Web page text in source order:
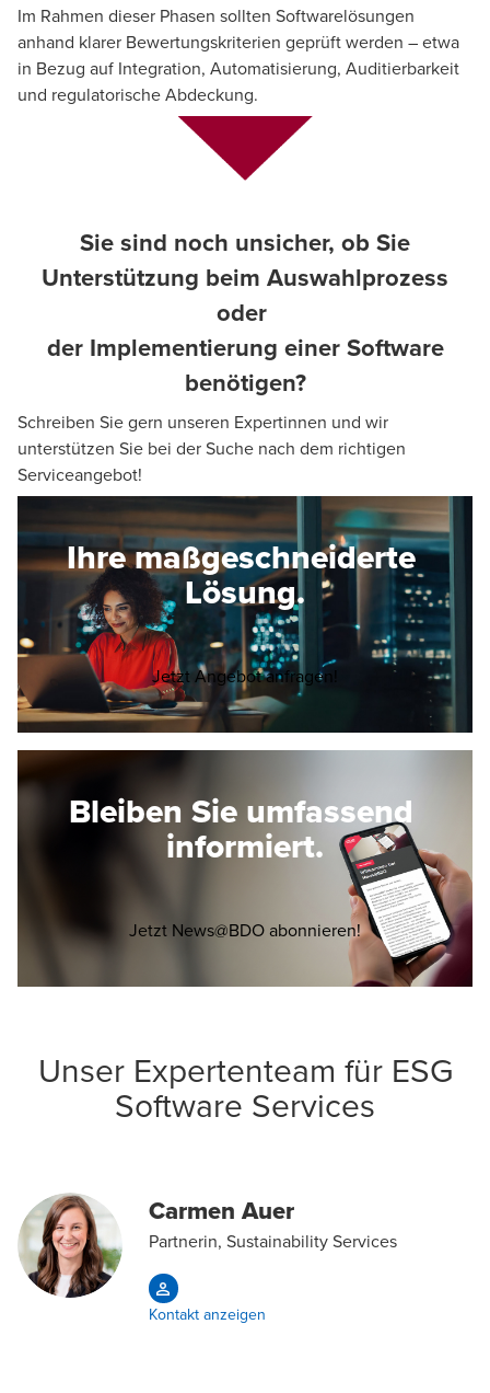
Im Rahmen dieser Phasen sollten Softwarelösungen
anhand klarer Bewertungskriterien geprüft werden – etwa
in Bezug auf Integration, Automatisierung, Auditierbarkeit
und regulatorische Abdeckung.
Sie sind noch unsicher, ob Sie
Unterstützung beim Auswahlprozess
oder
der Implementierung einer Software
benötigen?
Schreiben Sie gern unseren Expertinnen und wir
unterstützen Sie bei der Suche nach dem richtigen
Serviceangebot!
Ihre maßgeschneiderte
Lösung.
Jetzt Angebot anfragen! Opens in a new
Bleiben Sie umfassend
informiert.
Jetzt News@BDO abonnieren!Opens in a new
Unser Expertenteam für ESG
Software Services
Carmen Auer
Partnerin, Sustainability Services
Kontakt anzeigen